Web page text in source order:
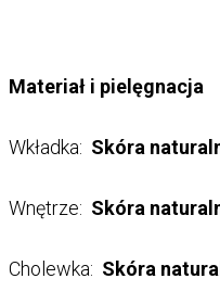
Materiał i pielęgnacja
Wkładka: Skóra
Wnętrze: Skóra
Cholewka: Skóra